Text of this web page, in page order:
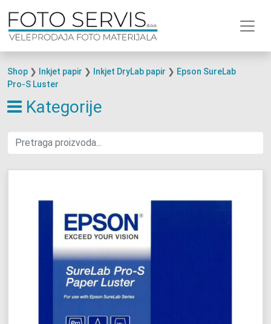
Shop ❯ Inkjet papir ❯ Inkjet DryLab papir ❯ Epson SureLab
Pro-S Luster
Kategorije